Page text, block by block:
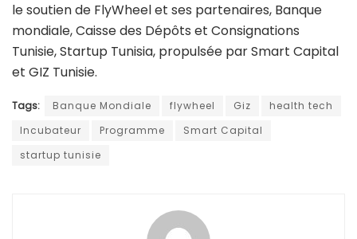
le soutien de FlyWheel et ses partenaires, Banque
mondiale, Caisse des Dépôts et Consignations
Tunisie, Startup Tunisia, propulsée par Smart Capital
et GIZ Tunisie.
Tags: Banque Mondiale flywheel Giz
health tech
Incubateur
Programme
Smart Capital
startup tunisie